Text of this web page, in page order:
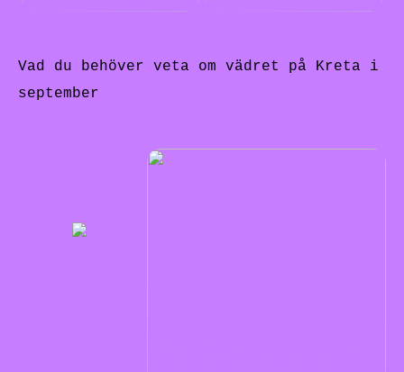
Vad du behöver veta om vädret på Kreta i
september